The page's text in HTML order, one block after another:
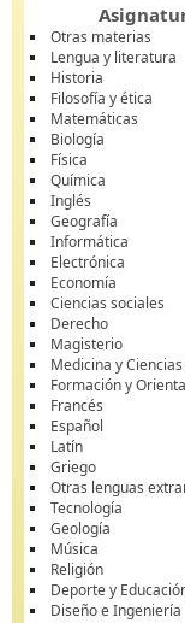
Otras materias
Lengua y literatura
Historia
Filosofía y ética
Matemáticas
Biología
Física
Química
Inglés
Geografía
Informática
Electrónica
Economía
Ciencias sociales
Derecho
Magisterio
Medicina y
Formación y
Francés
Español
Latín
Griego
Otras lenguas
Tecnología
Geología
Música
Religión
Deporte y
Diseño e Ingeniería